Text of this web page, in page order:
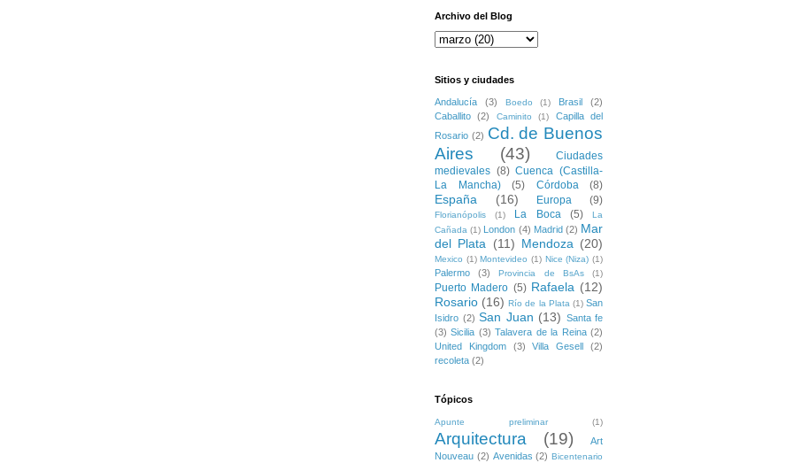
Archivo del Blog
Sitios y ciudades
Andalucía (3) Boedo (1) Brasil
(2)
Caballito
(2) Caminito (1)
Capilla del
Rosario (2) Cd. de Buenos
Aires
(43)
Ciudades
medievales (8) Cuenca (Castilla-
La Mancha)
(5) Córdoba (8)
España (16) Europa (9)
Florianópolis (1) La Boca (5)
La
Cañada (1) London (4) Madrid (2) Mar
del Plata (11) Mendoza (20)
Mexico (1) Montevideo (1) Nice (Niza) (1)
Palermo (3) Provincia de BsAs (1)
Puerto Madero (5) Rafaela (12)
Rosario (16) Río de la Plata (1) San
Isidro (2) San Juan (13) Santa fe
(3) Sicilia (3) Talavera de la Reina (2)
United Kingdom
(3) Villa Gesell
(2)
recoleta (2)
Tópicos
Apunte preliminar (1)
Arquitectura (19)
Art
Nouveau (2) Avenidas (2) Bicentenario